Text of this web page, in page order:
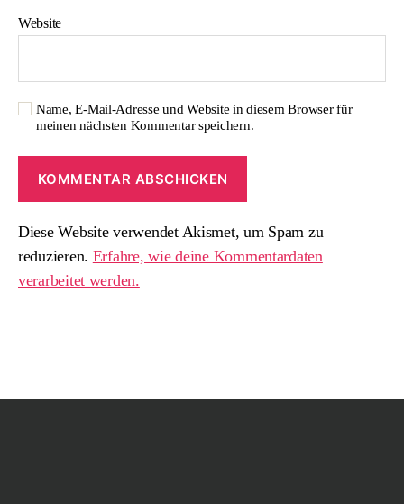
Website
Name, E-Mail-Adresse und Website in diesem Browser für
meinen nächsten Kommentar speichern.
Diese Website verwendet Akismet, um Spam zu
reduzieren. Erfahre, wie deine Kommentardaten
verarbeitet werden.